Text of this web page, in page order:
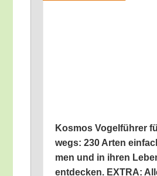
Kos­mos Vogel­füh­rer
wegs: 230 Arten
men und in ihren
ent­de­cken. EXTRA: